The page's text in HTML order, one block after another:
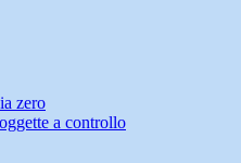
zero
a controllo